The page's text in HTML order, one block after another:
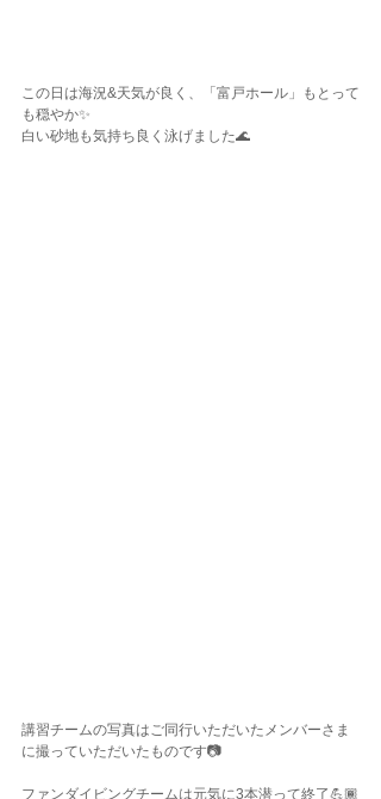
この日は海況&天気が良く、「富戸ホール」もとって
も穏やか✨
白い砂地も気持ち良く泳げました🌊
講習チームの写真はご同行いただいたメンバーさま
に撮っていただいたものです📷
ファンダイビングチームは元気に3本潜って終了💪🏾